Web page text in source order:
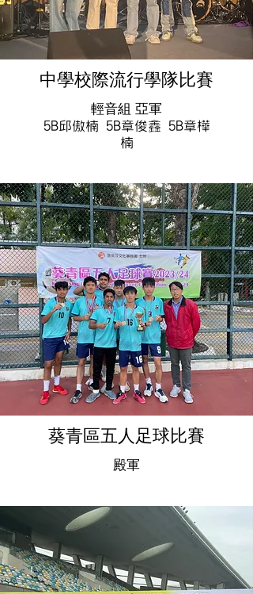
中學校際流行學隊比賽
輕音組 亞軍
5B邱傲楠 5B章俊鑫 5B章樺
楠
葵青區五人足球比賽
殿軍